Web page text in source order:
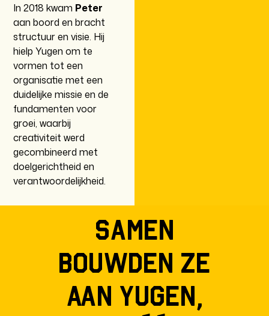
In 2018 kwam Peter
aan boord en bracht
structuur en visie. Hij
hielp Yugen om te
vormen tot een
organisatie met een
duidelijke missie en de
fundamenten voor
groei, waarbij
creativiteit werd
gecombineerd met
doelgerichtheid en
verantwoordelijkheid.
Samen
bouwden ze
aan Yugen,